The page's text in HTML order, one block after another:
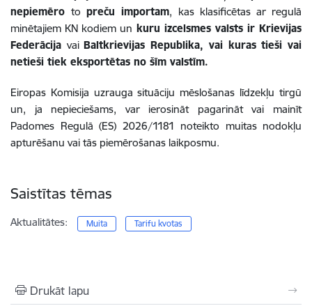
nepiemērotopreču importam, kas klasificētas ar regulā
minētajiem KN kodiem un kuru izcelsmes valsts ir Krievijas
Federācija vaiBaltkrievijas Republika, vai kuras tieši vai
netieši tiek eksportētas no šīm valstīm.
Eiropas Komisija uzrauga situāciju mēslošanas līdzekļu tirgū
un, ja nepieciešams, var ierosināt pagarināt vai mainīt
Padomes Regulā (ES) 2026/1181 noteikto muitas nodokļu
apturēšanu vai tās piemērošanas laikposmu.
Saistītas tēmas
Aktualitātes: Muita Tarifu kvotas
Drukāt lapu